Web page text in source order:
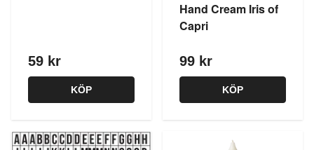
59 kr
KÖP
Hand Cream Iris of
Capri
99 kr
KÖP